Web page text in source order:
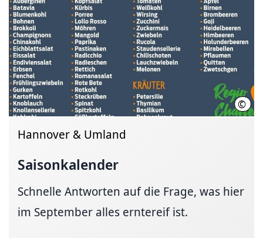
© LHH
Hannover & Umland
Saisonkalender
Schnelle Antworten auf die Frage, was hier
im September alles erntereif ist.